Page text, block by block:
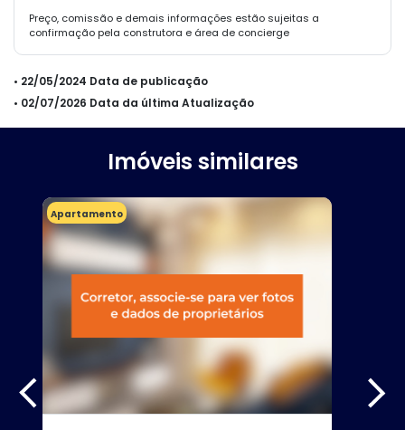
Preço, comissão e demais informações estão sujeitas a
confirmação pela construtora e área de concierge
• 22/05/2024 Data de publicação
• 02/07/2026 Data da última Atualização
Imóveis similares
Apartamento